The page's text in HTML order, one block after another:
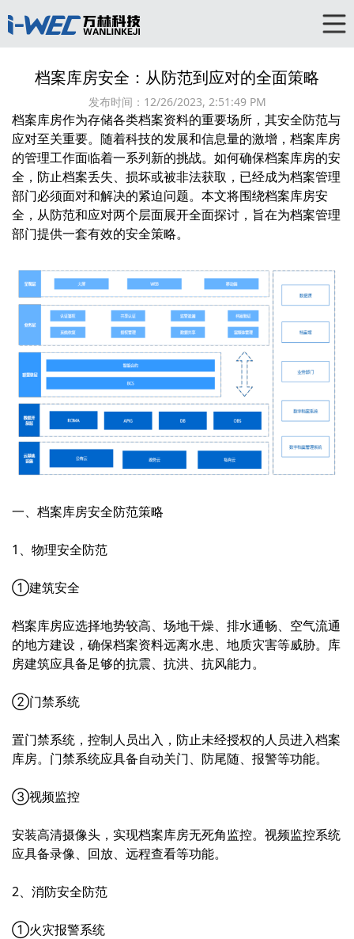
档案库房安全：从防范到应对的全面策略
发布时间： 12/26/2023, 2:51:49 PM
档案库房作为存储各类档案资料的重要场所，其安全防范与
应对至关重要。随着科技的发展和信息量的激增，档案库房
的管理工作面临着一系列新的挑战。如何确保档案库房的安
全，防止档案丢失、损坏或被非法获取，已经成为档案管理
部门必须面对和解决的紧迫问题。本文将围绕档案库房安
全，从防范和应对两个层面展开全面探讨，旨在为档案管理
部门提供一套有效的安全策略。
一、档案库房安全防范策略
1、物理安全防范
①建筑安全
档案库房应选择地势较高、场地干燥、排水通畅、空气流通
的地方建设，确保档案资料远离水患、地质灾害等威胁。库
房建筑应具备足够的抗震、抗洪、抗风能力。
②门禁系统
置门禁系统，控制人员出入，防止未经授权的人员进入档案
库房。门禁系统应具备自动关门、防尾随、报警等功能。
③视频监控
安装高清摄像头，实现档案库房无死角监控。视频监控系统
应具备录像、回放、远程查看等功能。
2、消防安全防范
①火灾报警系统